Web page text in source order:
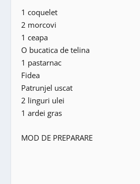
1 coquelet
2 morcovi
1 ceapa
O bucatica de telina
1 pastarnac
Fidea
Patrunjel uscat
2 linguri ulei
1 ardei gras
MOD DE PREPARARE